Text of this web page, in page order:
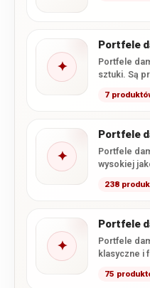
✦
Portfele
Portfele
sztuki. Są
Wyróżniają…
7
✦
Portfele
Portfele
wysokiej
238
✦
Portfele
Portfele
klasyczne i
Jennifer
75